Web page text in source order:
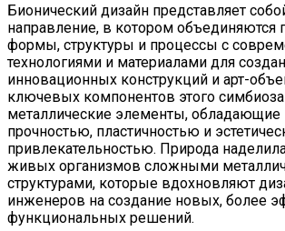
Бионический дизайн представляет
направление, в котором объединяются
формы, структуры и процессы с
технологиями и материалами для
инновационных конструкций и арт-
ключевых компонентов этого
металлические элементы,
прочностью, пластичностью и
привлекательностью. Природа
живых организмов сложными
структурами, которые вдохновляют
инженеров на создание новых, более
функциональных решений.